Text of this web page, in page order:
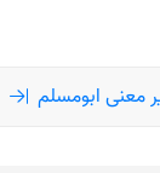
معنی ابومسلم